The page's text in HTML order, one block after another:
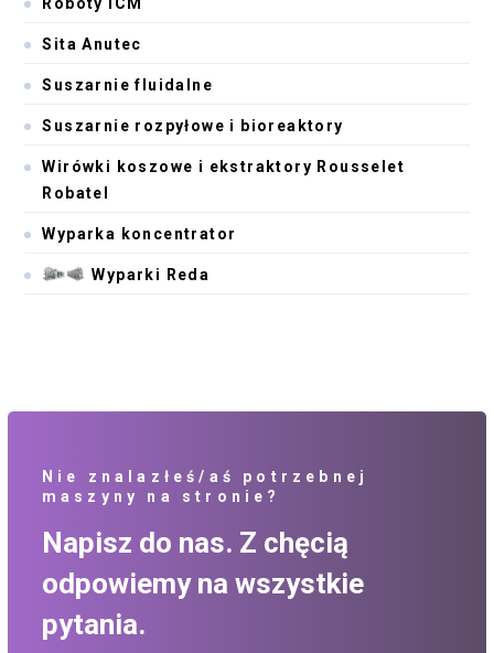
Sita Anutec
Suszarnie fluidalne
Suszarnie rozpyłowe i bioreaktory
Wirówki koszowe i ekstraktory Rousselet
Robatel
Wyparka koncentrator
Wyparki Reda
Nie znalazłeś/aś potrzebnej
maszyny na stronie?
Napisz do nas. Z chęcią
odpowiemy na wszystkie
pytania.